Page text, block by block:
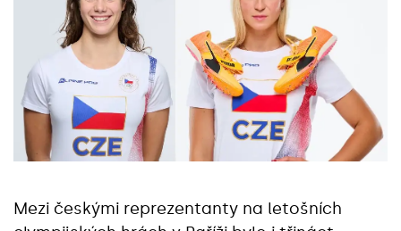
Mezi českými reprezentanty na letošních